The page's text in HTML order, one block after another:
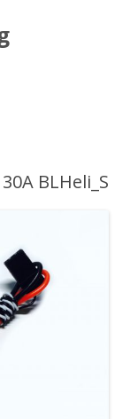
BLHeli_S